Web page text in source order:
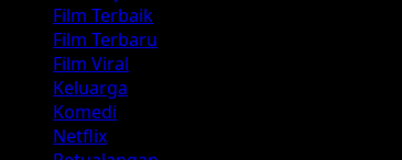
Film Terbaik
Film Terbaru
Film Viral
Keluarga
Komedi
Netflix